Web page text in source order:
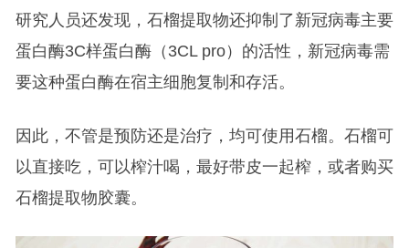
研究人员还发现，石榴提取物还抑制了新冠病毒主要
蛋白酶3C样蛋白酶（3CL pro）的活性，新冠病毒需
要这种蛋白酶在宿主细胞复制和存活。
因此，不管是预防还是治疗，均可使用石榴。石榴可
以直接吃，可以榨汁喝，最好带皮一起榨，或者购买
石榴提取物胶囊。